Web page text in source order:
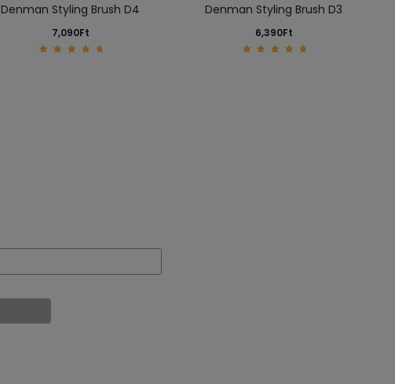
Denman Styling Brush D4
7,090Ft
Denman Styling Brush D3
6,390Ft